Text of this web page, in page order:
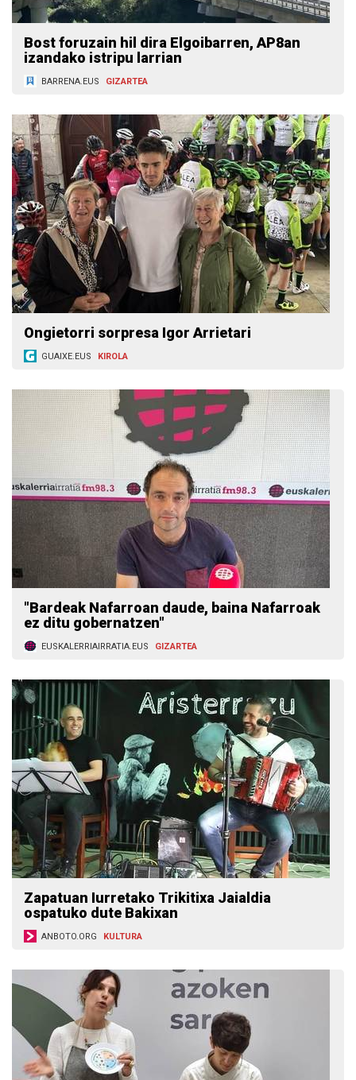
Bost foruzain hil dira Elgoibarren, AP8an
izandako istripu larrian
BARRENA.EUS GIZARTEA
Ongietorri sorpresa Igor Arrietari
GUAIXE.EUS KIROLA
"Bardeak Nafarroan daude, baina Nafarroak
ez ditu gobernatzen"
EUSKALERRIAIRRATIA.EUS GIZARTEA
Zapatuan Iurretako Trikitixa Jaialdia
ospatuko dute Bakixan
ANBOTO.ORG KULTURA